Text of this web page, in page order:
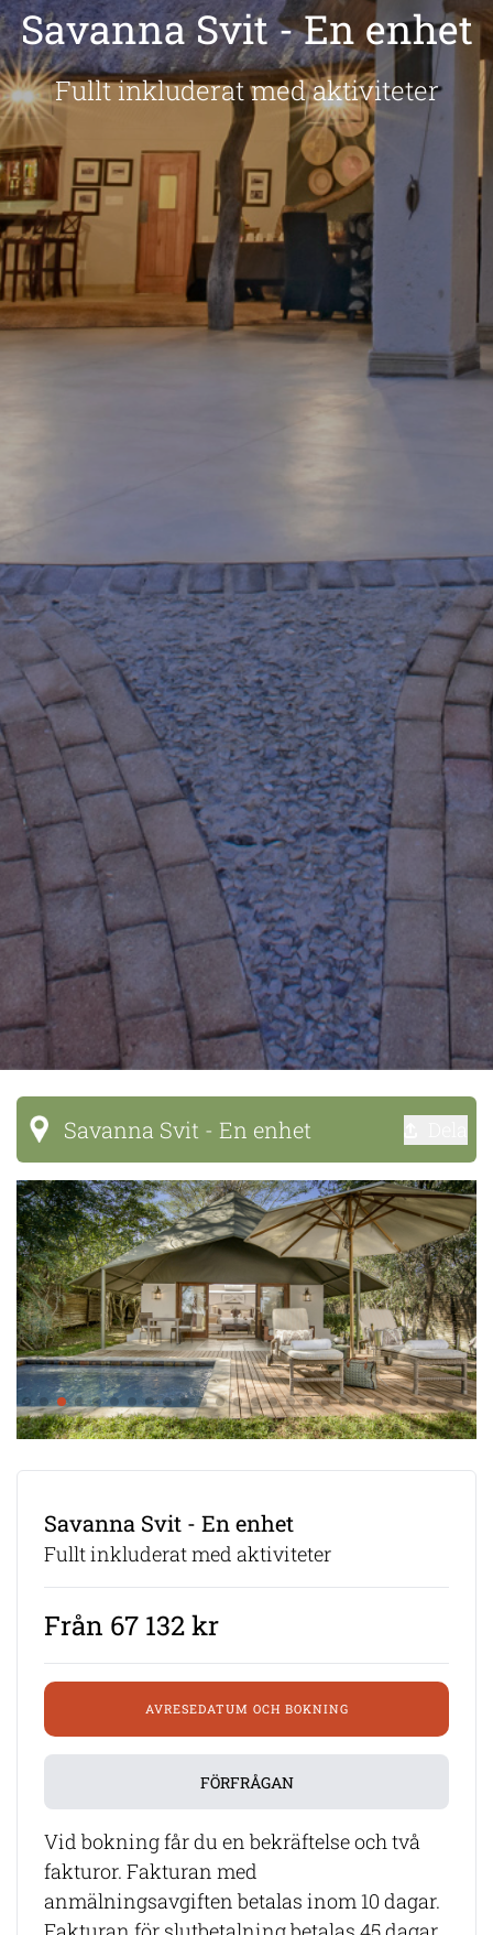
Savanna Svit - En enhet
Fullt inkluderat med aktiviteter
Savanna Svit - En enhet
Savanna Svit - En enhet
Fullt inkluderat med aktiviteter
Från 67 132 kr
AVRESEDATUM OCH BOKNING
FÖRFRÅGAN
Vid bokning får du en bekräftelse och två
fakturor. Fakturan med
anmälningsavgiften betalas inom 10 dagar.